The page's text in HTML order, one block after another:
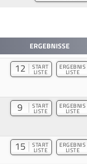
ERGEBNISSE
12 START
LISTE
ERGEBNIS
LISTE
9 START
LISTE
ERGEBNIS
LISTE
15 START
LISTE
ERGEBNIS
LISTE